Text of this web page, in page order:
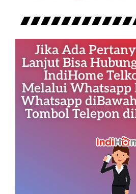
Jika Ada
Lanjut Bisa
IndiHome
Melalui Whatsapp
Whatsapp
Tombol Telepon